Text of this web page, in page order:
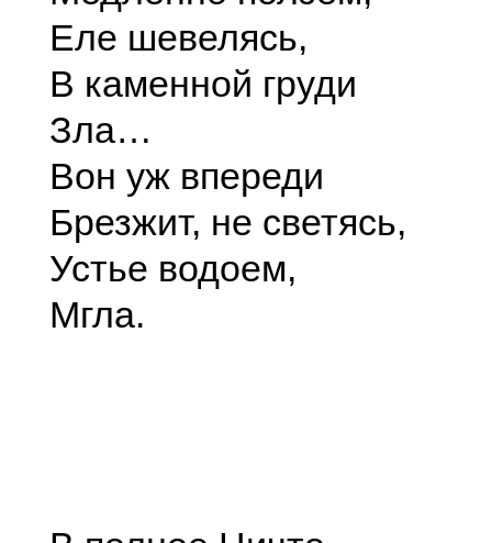
Еле шевелясь,
В каменной груди
Зла…
Вон уж впереди
Брезжит, не светясь,
Устье водоем,
Мгла.